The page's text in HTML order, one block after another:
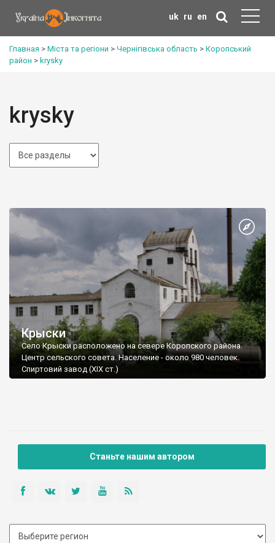
uk ru en
Главная > Міста та регіони > Чернігівська область > Коропський
район > krysky
krysky
Крыски
Село Крыски расположено на севере Коропского района.
Центр сельского совета. Население - около 980 человек.
Спиртовий завод (ХІХ ст.)
Станьте нашим автором